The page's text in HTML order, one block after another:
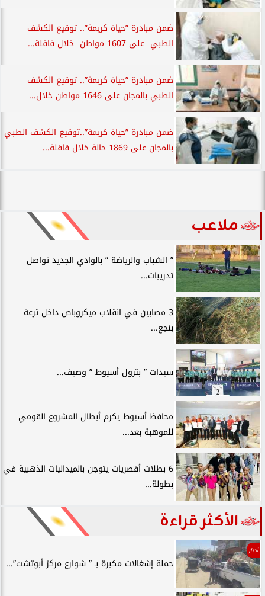
ضمن مبادرة ”حياة كريمة”.. توقيع الكشف
الطبي على 1607 مواطن خلال قافلة...
ضمن مبادرة ”حياة كريمة”.. توقيع الكشف
الطبي بالمجان على 1646 مواطن خلال...
ضمن مبادرة ”حياة كريمة”..توقيع الكشف الطبي
بالمجان على 1869 حالة خلال قافلة...
ملاعب
” الشباب والرياضة ” بالوادي الجديد تواصل
تدريبات...
3 مصابين في انقلاب ميكروباص داخل ترعة
بنجع...
سيدات ” بترول أسيوط ” وصيف...
محافظ أسيوط يكرم أبطال المشروع القومي
للموهبة بعد...
6 بطلات أقصريات يتوجن بالميداليات الذهبية في
بطولة...
الأكثر قراءة
أخبار
حملة إشغالات مكبرة بـ ” شوارع مركز أبوتشت”...